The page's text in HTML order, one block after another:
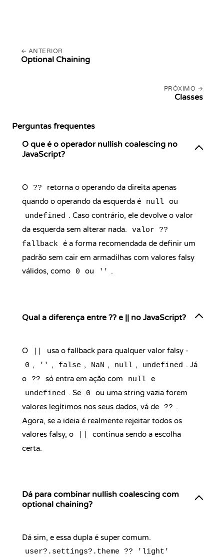
ANTERIOR
Optional Chaining
PRÓXIMO
Classes
Perguntas frequentes
O que é o operador nullish coalescing no
JavaScript?
O ??
retorna o operando da direita apenas
quando o operando da esquerda é
null ou
undefined . Caso contrário, ele devolve o valor
da esquerda sem alterar nada.
valor ??
fallback
é a forma recomendada de definir um
padrão sem cair em armadilhas com valores falsy
válidos, como
0 ou '' .
Qual a diferença entre ?? e || no JavaScript?
O usa o fallback para qualquer valor falsy -
0 , '' , false , NaN , null , undefined . Já
o ?? só entra em ação com null e
undefined . Se 0
ou uma string vazia forem
valores legítimos nos seus dados, vá de ?? .
Agora, se a ideia é realmente rejeitar todos os
valores falsy, o
continua sendo a escolha
certa.
Dá para combinar nullish coalescing com
optional chaining?
Dá sim, e essa dupla é super comum.
user?.settings?.theme ?? 'light'